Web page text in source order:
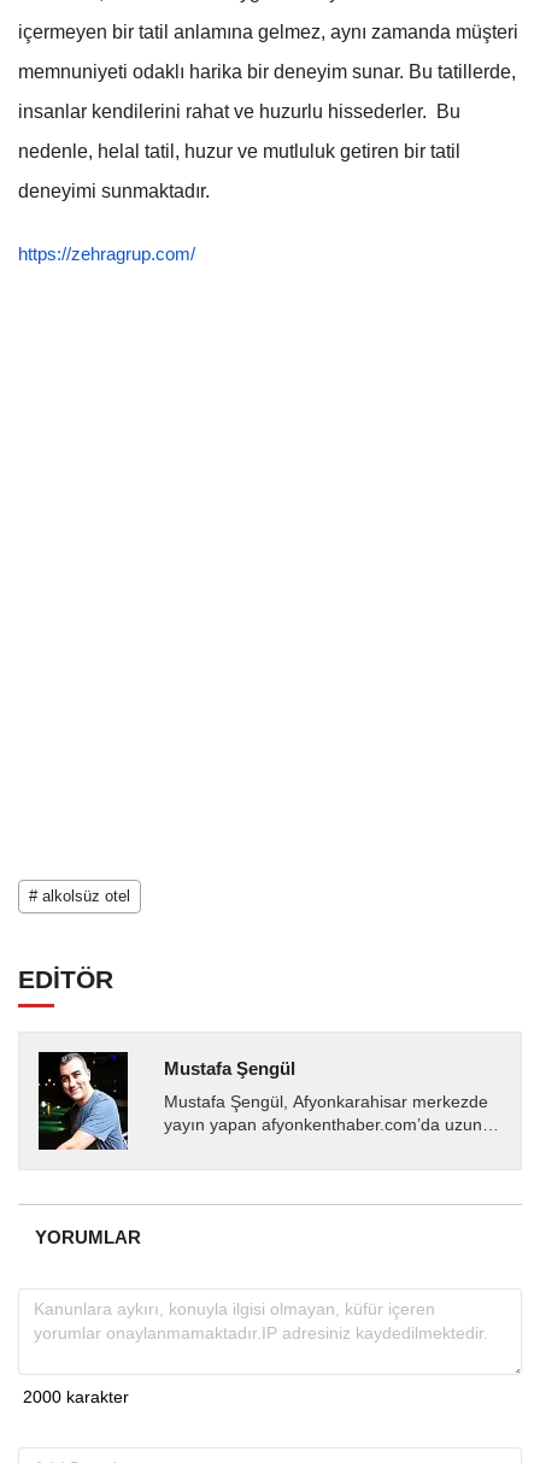
içermeyen bir tatil anlamına gelmez, aynı zamanda müşteri
memnuniyeti odaklı harika bir deneyim sunar. Bu tatillerde,
insanlar kendilerini rahat ve huzurlu hissederler. Bu
nedenle, helal tatil, huzur ve mutluluk getiren bir tatil
deneyimi sunmaktadır.
https://zehragrup.com/
# alkolsüz otel
EDİTÖR
Mustafa Şengül
Mustafa Şengül, Afyonkarahisar merkezde
yayın yapan afyonkenthaber.com’da uzun
almakta, haber akışı...
YORUMLAR